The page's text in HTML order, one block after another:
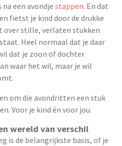
een avondje stappen. En dat
fietst je kind door de drukke
over stille, verlaten stukken
Heel normaal dat je daar
dat je zoon of dochter
waar het wil, maar je wil
om die avondritten een stuk
Voor je kind én voor jou.
wereld van verschil
is de belangrijkste basis, of je